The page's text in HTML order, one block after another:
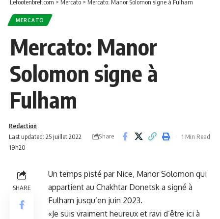
Lefootenbref.com > Mercato > Mercato: Manor Solomon signe à Fulham
MERCATO
Mercato: Manor
Solomon signe à
Fulham
Last updated: 25 juillet 2022
19h20
Redaction
Share
1 Min Read
SHARE
Un temps pisté par Nice, Manor Solomon qui
appartient au Chakhtar Donetsk a signé à
Fulham jusqu’en juin 2023.
«Je suis vraiment heureux et ravi d’être ici à